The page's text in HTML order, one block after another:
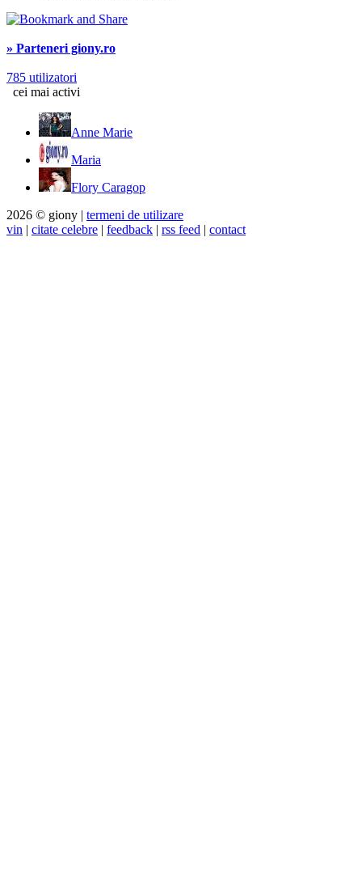
» Parteneri giony.ro
785 utilizatori
cei mai activi
Anne Marie
Maria
Flory Caragop
2026 © giony | termeni de utilizare
vin | citate celebre | feedback | rss feed | contact